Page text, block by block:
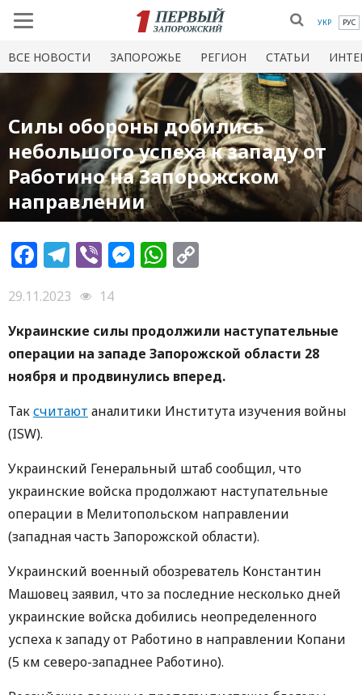
УКР РУС
ВСЕ НОВОСТИ ЗАПОРОЖЬЕ РЕГИОН СТАТЬИ
Силы обороны добились
небольшого успеха к западу от
Работино на Запорожском
направлении
Facebook
Telegram
ViberMessenger
WhatsApp
29.11.2023
14
Украинские силы продолжили наступательные
операции на западе Запорожской области 28
ноября и продвинулись вперед.
Таксчитают аналитики Института изучения войны
(ISW).
Украинский Генеральный штаб сообщил, что
украинские войска продолжают наступательные
операции в Мелитопольском направлении
(западная часть Запорожской области).
Украинский военный обозреватель Константин
Машовец заявил, что за последние несколько дней
украинские войска добились неопределенного
успеха к западу от Работино в направлении Копани
(5 км северо-западнее Работино).